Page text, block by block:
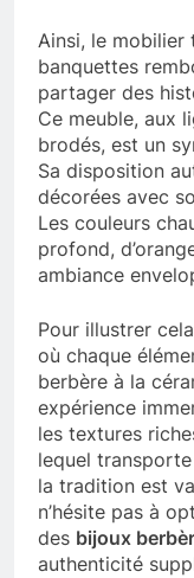
Ainsi, le mobilier
banquettes
partager des
Ce meuble, aux
brodés, est un
Sa disposition
décorées avec
Les couleurs
profond,
ambiance
Pour illustrer
où chaque
berbère à la
expérience
les textures
lequel
la tradition est
n’hésite pas à
des bijoux
authenticité